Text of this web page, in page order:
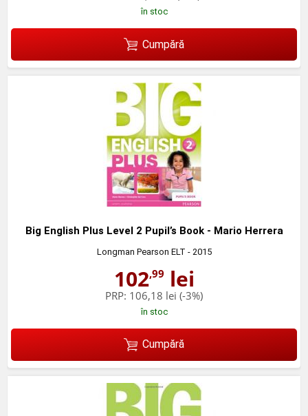
în stoc
Cumpără
Big English Plus Level 2 Pupil’s Book - Mario Herrera
Longman Pearson ELT - 2015
102,99 lei
PRP: 106,18 lei (-3%)
în stoc
Cumpără